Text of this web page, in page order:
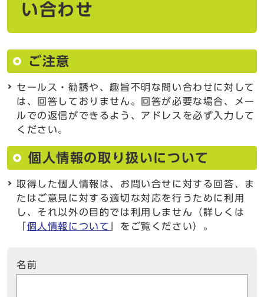
い合わせ
ご注意
セールス・勧誘や、趣旨不明な問い合わせに対して
は、回答しておりません。回答が必要な場合、メー
ルでの返信ができるよう、アドレスを必ず入力して
ください。
個人情報の取り扱いについて
取得した個人情報は、お問い合せに対する回答、ま
たはご意見に対する適切な対応を行うために利用
し、それ以外の目的では利用しません（詳しくは
「個人情報について 」をご覧ください）。
名前